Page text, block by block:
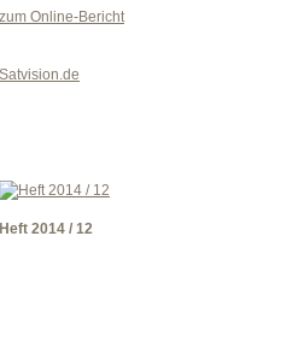
zum Online-Bericht
Satvision.de
Heft 2014 / 12